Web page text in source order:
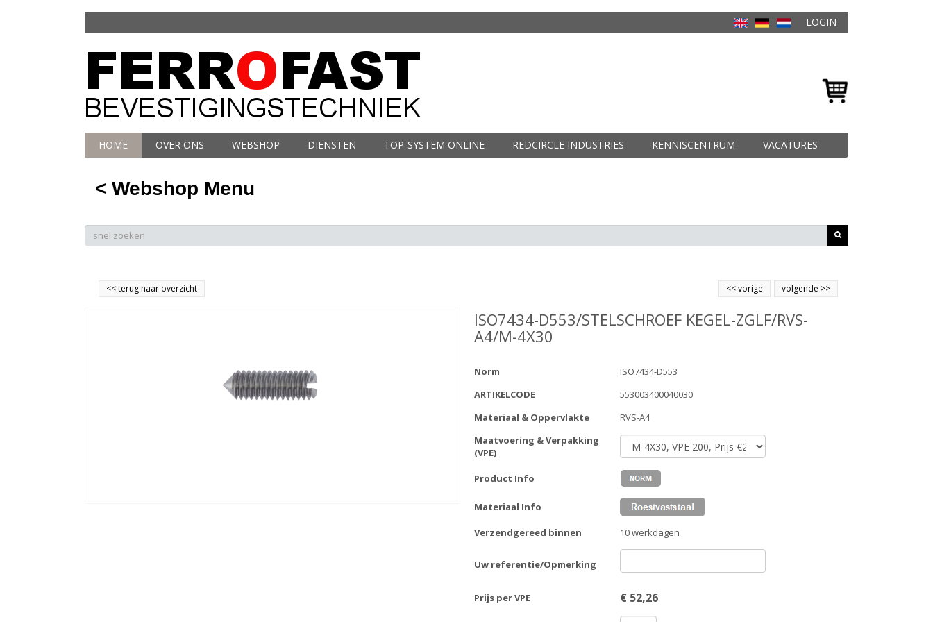
LOGIN
HOME OVER ONS WEBSHOP DIENSTEN TOP-SYSTEM ONLINE REDCIRCLE INDUSTRIES KENNISCENTRUM VACATURES
< Webshop Menu
<<terug naar overzicht volgende >>
<<vorige
ISO7434-D553/STELSCHROEF KEGEL-ZGLF/RVS-
A4/M-4X30
Norm
ISO7434-D553
ARTIKELCODE
553003400040030
Materiaal & Oppervlakte
RVS-A4
Maatvoering & Verpakking
(VPE)
Product Info
Materiaal Info
Verzendgereed binnen 10 werkdagen
Uw referentie/Opmerking
Prijs per VPE € 52,26